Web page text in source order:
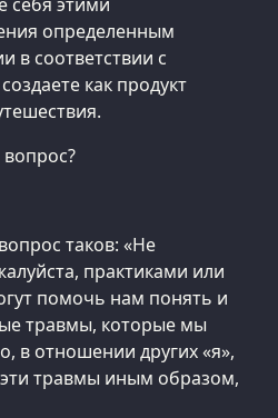
определенным
в соответствии с
как продукт
вопрос?
таков: «Не
практиками или
помочь нам понять и
травмы, которые мы
в отношении других «я»,
травмы иным образом,